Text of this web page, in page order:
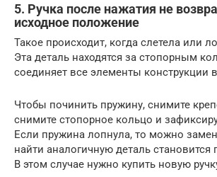
5. Ручка после нажатия не
исходное положение
Такое происходит, когда слетела или
Эта деталь находятся за стопорным
соединяет все элементы конструкции
Чтобы починить пружину, снимите
снимите стопорное кольцо и
Если пружина лопнула, то можно
найти аналогичную деталь становится
В этом случае нужно купить новую